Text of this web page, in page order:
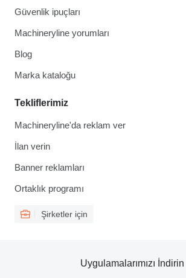
Güvenlik ipuçları
Machineryline yorumları
Blog
Marka kataloğu
Tekliflerimiz
Machineryline'da reklam ver
İlan verin
Banner reklamları
Ortaklık programı
Şirketler için
Uygulamalarımızı İndirin